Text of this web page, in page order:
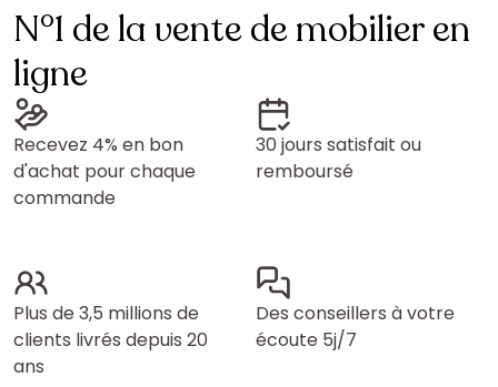
N°1 de la vente de mobilier en
ligne
Recevez 4% en bon
d'achat pour chaque
commande
30 jours satisfait ou
remboursé
Plus de 3,5 millions de
clients livrés depuis 20
ans
Des conseillers à votre
écoute 5j/7